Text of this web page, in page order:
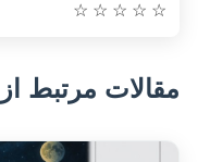
☆
☆
☆
☆
☆
مقالات مرتبط